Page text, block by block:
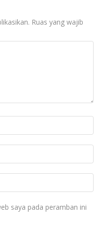
Ruas yang wajib
saya pada peramban ini